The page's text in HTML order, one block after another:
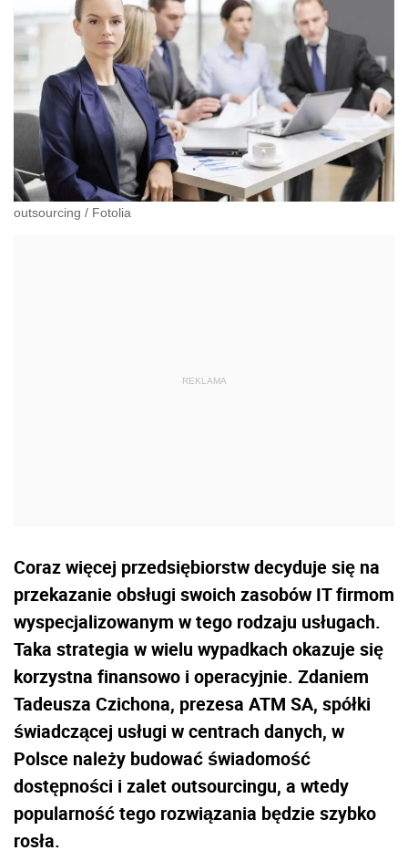
outsourcing / Fotolia
Coraz więcej przedsiębiorstw decyduje się na
przekazanie obsługi swoich zasobów IT firmom
wyspecjalizowanym w tego rodzaju usługach.
Taka strategia w wielu wypadkach okazuje się
korzystna finansowo i operacyjnie. Zdaniem
Tadeusza Czichona, prezesa ATM SA, spółki
świadczącej usługi w centrach danych, w
Polsce należy budować świadomość
dostępności i zalet outsourcingu, a wtedy
popularność tego rozwiązania będzie szybko
rosła.